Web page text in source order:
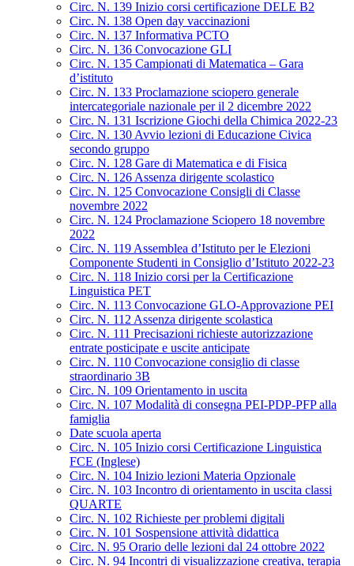
Circ. N. 139 Inizio corsi certificazione DELE B2
Circ. N. 138 Open day vaccinazioni
Circ. N. 137 Informativa PCTO
Circ. N. 136 Convocazione GLI
Circ. N. 135 Campionati di Matematica – Gara
d’istituto
Circ. N. 133 Proclamazione sciopero generale
intercategoriale nazionale per il 2 dicembre 2022
Circ. N. 131 Iscrizione Giochi della Chimica 2022-23
Circ. N. 130 Avvio lezioni di Educazione Civica
secondo gruppo
Circ. N. 128 Gare di Matematica e di Fisica
Circ. N. 126 Assenza dirigente scolastico
Circ. N. 125 Convocazione Consigli di Classe
novembre 2022
Circ. N. 124 Proclamazione Sciopero 18 novembre
2022
Circ. N. 119 Assemblea d’Istituto per le Elezioni
Componente Studenti in Consiglio d’Istituto 2022-23
Circ. N. 118 Inizio corsi per la Certificazione
Linguistica PET
Circ. N. 113 Convocazione GLO-Approvazione PEI
Circ. N. 112 Assenza dirigente scolastica
Circ. N. 111 Precisazioni richieste autorizzazione
entrate posticipate e uscite anticipate
Circ. N. 110 Convocazione consiglio di classe
straordinario 3B
Circ. N. 109 Orientamento in uscita
Circ. N. 107 Modalità di consegna PEI-PDP-PFP alla
famiglia
Date scuola aperta
Circ. N. 105 Inizio corsi Certificazione Linguistica
FCE (Inglese)
Circ. N. 104 Inizio lezioni Materia Opzionale
Circ. N. 103 Incontro di orientamento in uscita classi
QUARTE
Circ. N. 102 Richieste per problemi digitali
Circ. N. 101 Sospensione attività didattica
Circ. N. 95 Orario delle lezioni dal 24 ottobre 2022
Circ. N. 94 Incontri di visualizzazione creativa, terapia